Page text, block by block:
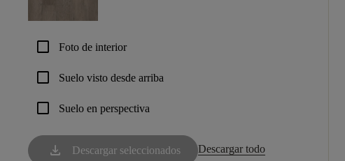
check_box_outline_blank Foto de interior
check_box_outline_blank Suelo visto desde arriba
check_box_outline_blank Suelo en perspectiva
download Descargar seleccionados Descargar todo